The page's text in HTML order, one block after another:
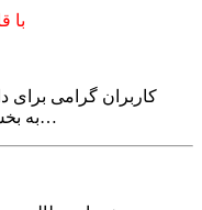
♦
کاربران گرامی برای
افزار های CAD به بخش دانلود مراجعه نمایید…